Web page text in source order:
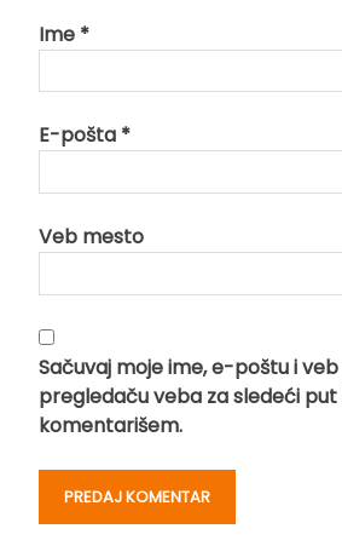
Ime *
E-pošta *
Veb mesto
Sačuvaj moje ime, e-poštu i
pregledaču veba za sledeći
komentarišem.